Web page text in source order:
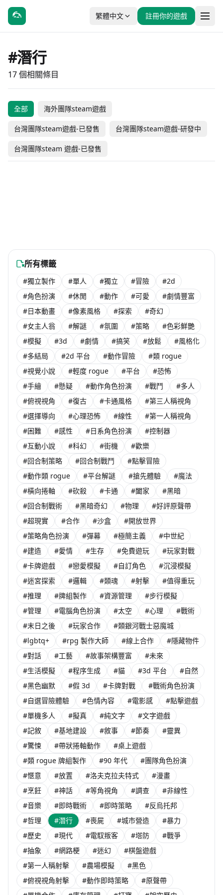
繁體中文 註冊你的遊戲
#潛行
17 個相關條目
全部 海外團隊steam遊戲
台灣團隊steam遊戲-已發售 台灣團隊steam遊戲-研發中
台灣團隊steam 遊戲-已發售
化形
#冒險 #獨立製作
窒愛SUFFOCATE
#動作 #冒險
LIGHT：黑色小貓與失憶
少女
黑洞
女鬼橋二：釋魂路
Card Shark
Sneak Out
之歌
所有標籤
#獨立製作 #單人 #獨立 #冒險
#2d
#角色扮演
#休閒 #動作 #可愛
#劇情豐富
#日本動畫
#像素風格 #探索
#奇幻
#女主人翁
#解謎 #氛圍 #策略
#色彩鮮艷
#模擬
#3d #劇情 #搞笑 #放鬆
#風格化
#多結局
#2d 平台 #動作冒險
#類 rogue
#視覺小說
#輕度 rogue #平台
#恐怖
#手繪
#懸疑 #動作角色扮演 #戰鬥
#多人
#俯視視角
#復古 #卡通風格
#第三人稱視角
#選擇導向
#心理恐怖 #線性
#第一人稱視角
#困難
#感性 #日系角色扮演
#控制器
#互動小說
#科幻 #街機
#歡樂
#回合制策略
#回合制戰鬥
#點擊冒險
#動作類 rogue
#平台解謎 #搶先體驗
#魔法
#橫向捲軸
#砍殺 #卡通 #闔家
#黑暗
#回合制戰術
#黑暗奇幻 #物理
#好評原聲帶
#超現實
#合作 #沙盒
#開放世界
#策略角色扮演
#彈幕 #極簡主義
#中世紀
#建造
#愛情 #生存 #免費遊玩
#玩家對戰
#卡牌遊戲
#戀愛模擬 #自訂角色
#沉浸模擬
#迷宮探索
#邏輯 #類魂 #射擊
#值得重玩
#推理
#牌組製作 #資源管理
#步行模擬
#管理
#電腦角色扮演 #太空 #心理
#戰術
#末日之後
#玩家合作
#類銀河戰士惡魔城
#lgbtq+
#rpg 製作大師 #線上合作
#隱藏物件
#對話
#工藝 #故事架構豐富
#未來
#生活模擬
#程序生成 #貓 #3d 平台
#自然
#黑色幽默
#假 3d #卡牌對戰
#戰術角色扮演
#自選冒險體驗
#色情內容 #電影感
#點擊遊戲
#單機多人
#擬真 #純文字
#文字遊戲
#記敘
#基地建設 #敘事 #節奏
#靈異
#驚悚
#帶狀捲軸動作
#桌上遊戲
#類 rogue 牌組製作
#90 年代
#團隊角色扮演
#愜意
#放置 #洛夫克拉夫特式
#漫畫
#烹飪
#神話 #等角視角 #調查
#非線性
#音樂
#即時戰術 #即時策略
#反烏托邦
#哲理
#潛行 #喪屍 #城市營造
#暴力
#歷史
#現代 #電馭叛客 #塔防
#戰爭
#抽象
#網路梗 #迷幻
#棋盤遊戲
#第一人稱射擊
#農場模擬
#黑色
#俯視視角射擊
#動作即時策略
#原聲帶